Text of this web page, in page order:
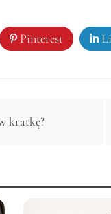
Pinterest
kratkę?